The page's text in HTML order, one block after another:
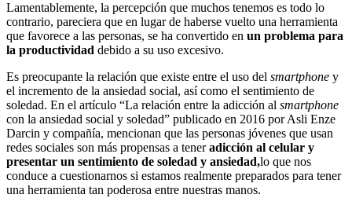
Lamentablemente, la percepción que muchos tenemos es todo lo
contrario, pareciera que en lugar de haberse vuelto una herramienta
que favorece a las personas, se ha convertido en un problema para
la productividad debido a su uso excesivo.
Es preocupante la relación que existe entre el uso del smartphone y
el incremento de la ansiedad social, así como el sentimiento de
soledad. En el artículo “La relación entre la adicción al smartphone
con la ansiedad social y soledad” publicado en 2016 por Asli Enze
Darcin y compañía, mencionan que las personas jóvenes que usan
redes sociales son más propensas a teneradicción al celular y
presentar un sentimiento de soledad y ansiedad,lo que nos
conduce a cuestionarnos si estamos realmente preparados para tener
una herramienta tan poderosa entre nuestras manos.